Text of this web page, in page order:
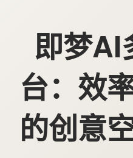
即梦AI
台：效
的创意